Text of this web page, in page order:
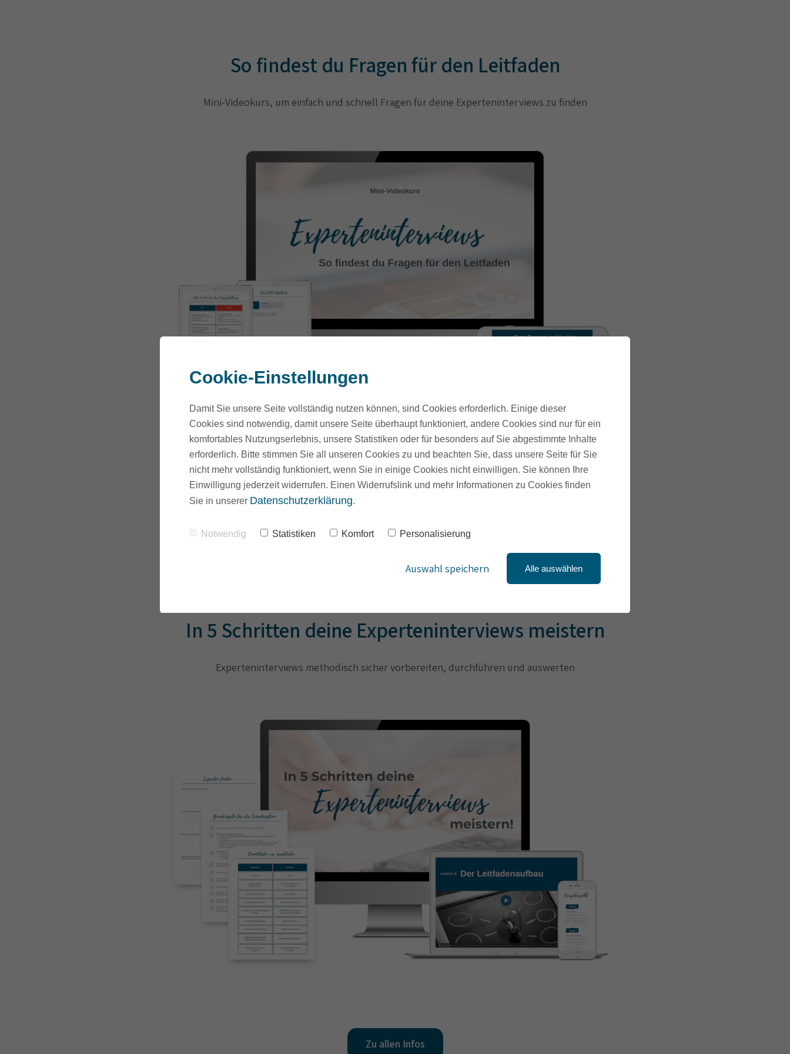
So findest du Fragen für den Leitfaden
Mini-Videokurs, um einfach und schnell Fragen für deine Experteninterviews zu finden
Zu allen Infos
In 5 Schritten deine Experteninterviews meistern
Experteninterviews methodisch sicher vorbereiten, durchführen und auswerten
Zu allen Infos
Cookie-Einstellungen
Damit Sie unsere Seite vollständig nutzen können, sind Cookies erforderlich. Einige dieser
Cookies sind notwendig, damit unsere Seite überhaupt funktioniert, andere Cookies sind nur für ein
komfortables Nutzungserlebnis, unsere Statistiken oder für besonders auf Sie abgestimmte Inhalte
erforderlich. Bitte stimmen Sie all unseren Cookies zu und beachten Sie, dass unsere Seite für Sie
nicht mehr vollständig funktioniert, wenn Sie in einige Cookies nicht einwilligen. Sie können Ihre
Einwilligung jederzeit widerrufen. Einen Widerrufslink und mehr Informationen zu Cookies finden
Sie in unserer Datenschutzerklärung.
Notwendig Statistiken Komfort Personalisierung
Auswahl speichern Alle auswählen